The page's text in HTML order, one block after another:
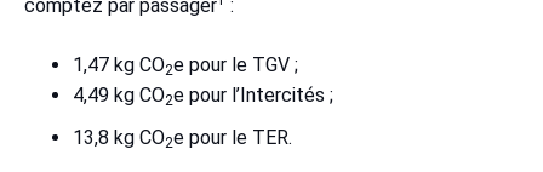
comptez par passager :
1,47 kg CO2e pour le TGV ;
4,49 kg CO2e pour l’Intercités ;
13,8 kg CO2e pour le TER.